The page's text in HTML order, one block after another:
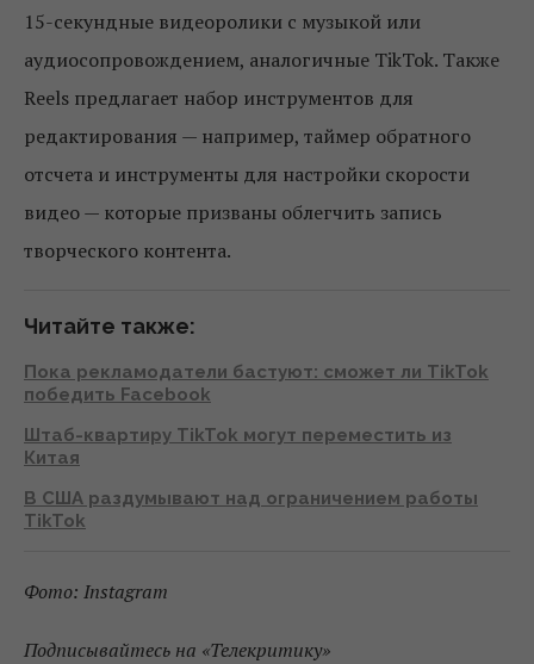
15-секундные видеоролики с музыкой или
аудиосопровождением, аналогичные TikTok. Также
Reels предлагает набор инструментов для
редактирования — например, таймер обратного
отсчета и инструменты для настройки скорости
видео — которые призваны облегчить запись
творческого контента.
Читайте также:
Пока рекламодатели бастуют: сможет ли TikTok
победить Facebook
Штаб-квартиру TikTok могут переместить из
Китая
В США раздумывают над ограничением работы
TikTok
Фото: Instagram
Подписывайтесь на «Телекритику»